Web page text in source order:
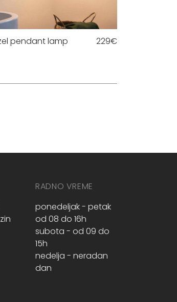
pendant lamp 229€
RADNO VREME
ponedeljak - petak
od 08 do 16h
subota - od 09 do
15h
nedelja - neradan
dan